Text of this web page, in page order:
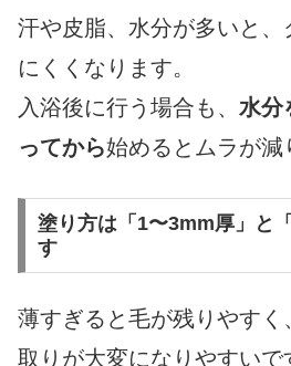
汗や皮脂、水分が多いと、
にくくなります。
入浴後に行う場合も、 水分
ってから始めるとムラが減
塗り方は「1〜3mm厚」と
す
薄すぎると毛が残りやすく
取りが大変になりやすいで